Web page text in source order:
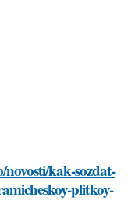
kak-sozdat-
plitkoy-